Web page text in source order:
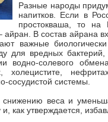
Разные народы
напитков. Если в
простокваша, то
айран. В состав айрана
важные
для вредных
водно-солевого
холецистите,
сосудистой системы.
снижению веса и
как утверждается,